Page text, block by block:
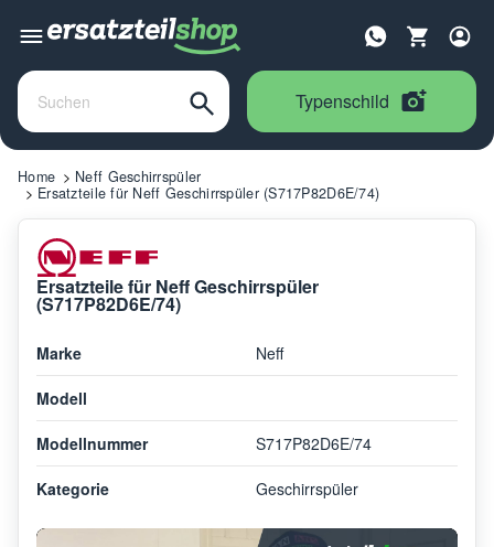
Typenschild
Home
Neff Geschirrspüler
Ersatzteile für Neff Geschirrspüler (S717P82D6E/74)
Ersatzteile für Neff Geschirrspüler
(S717P82D6E/74)
Marke Neff
Modell
Modellnummer S717P82D6E/74
Kategorie Geschirrspüler